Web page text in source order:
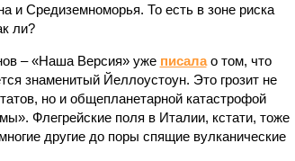
и Средиземноморья. То есть в зоне риска
ли?
– «Наша Версия» уже писалао том, что
знаменитый Йеллоустоун. Это грозит не
но и общепланетарной катастрофой
Флегрейские поля в Италии, кстати, тоже
другие до поры спящие вулканические